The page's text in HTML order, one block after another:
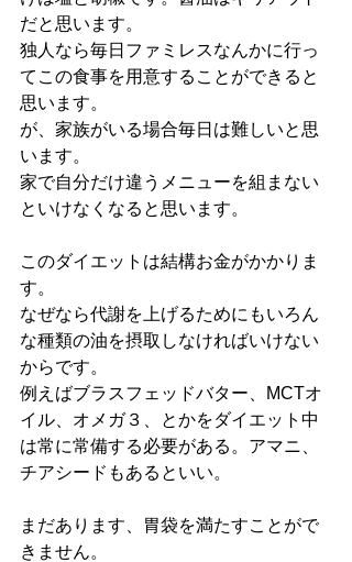
だと思います。
独人なら毎日ファミレスなんかに行っ
てこの食事を用意することができると
思います。
が、家族がいる場合毎日は難しいと思
います。
家で自分だけ違うメニューを組まない
といけなくなると思います。
このダイエットは結構お金がかかりま
す。
なぜなら代謝を上げるためにもいろん
な種類の油を摂取しなければいけない
からです。
例えばブラスフェッドバター、MCTオ
イル、オメガ３、とかをダイエット中
は常に常備する必要がある。アマニ、
チアシードもあるといい。
まだあります、胃袋を満たすことがで
きません。